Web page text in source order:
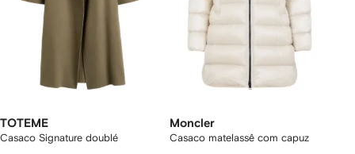
TOTEME
Casaco Signature doublé
Moncler
Casaco matelassê com capuz